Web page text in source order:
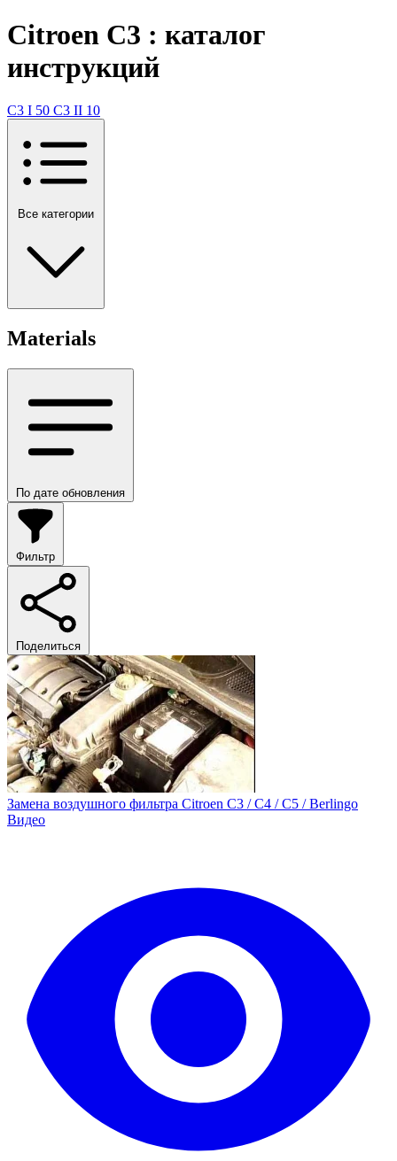
Citroen C3 : каталог
инструкций
C3 I 50 C3 II 10
Все категории
Materials
По дате обновления
Фильтр
Поделиться
Замена воздушного фильтра Citroen C3 / C4 / C5 / Berlingo
Видео